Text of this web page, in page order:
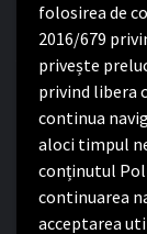
folosirea de
2016/679
privește
privind libera
continua
aloci timpul
conținutul
continuarea
acceptarea
Luni – Joi:8:00-
Vineri:8:00 –
Politica
Politica de
Nota de